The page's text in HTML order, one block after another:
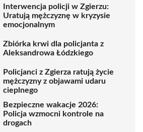
Interwencja policji w Zgierzu:
Uratują mężczyznę w kryzysie
emocjonalnym
Zbiórka krwi dla policjanta z
Aleksandrowa Łódzkiego
Policjanci z Zgierza ratują życie
mężczyzny z objawami udaru
cieplnego
Bezpieczne wakacje 2026:
Policja wzmocni kontrole na
drogach